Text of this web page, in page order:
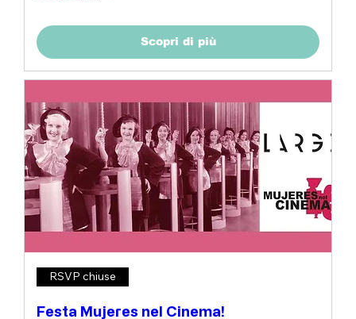
Scopri di più
RSVP chiuse
Festa Mujeres nel Cinema!